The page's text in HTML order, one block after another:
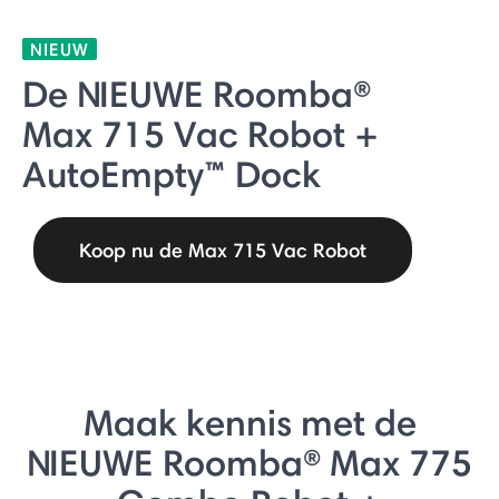
NIEUW
De NIEUWE Roomba®
Max 715 Vac Robot +
AutoEmpty™ Dock
Koop nu de Max 715 Vac Robot
Maak kennis met de
NIEUWE Roomba® Max 775